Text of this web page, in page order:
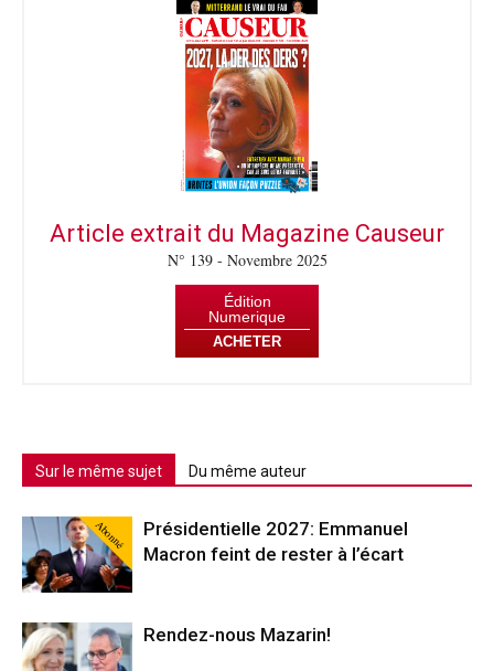
Article extrait du Magazine Causeur
N° 139 - Novembre 2025
Édition
Numerique
ACHETER
Sur le même sujet Du même auteur
Abonné
Présidentielle 2027: Emmanuel
Macron feint de rester à l’écart
Rendez-nous Mazarin!